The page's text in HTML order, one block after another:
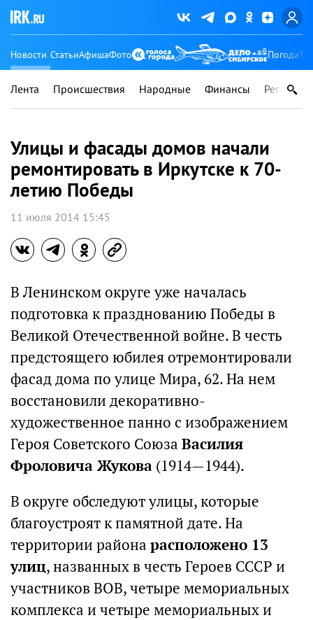
Новости СтатьиАфишаФото Погода
Лента Происшествия Народные Финансы Регионы
Улицы и фасады домов начали
ремонтировать в Иркутске к 70-
летию Победы
11 июля 2014 15:45
В Ленинском округе уже началась
подготовка к празднованию Победы в
Великой Отечественной войне. В честь
предстоящего юбилея отремонтировали
фасад дома по улице Мира, 62. На нем
восстановили декоративно-
художественное панно с изображением
Героя Советского Союза Василия
Фроловича Жукова (1914—1944).
В округе обследуют улицы, которые
благоустроят к памятной дате. На
территории района расположено 13
улиц, названных в честь Героев СССР и
участников ВОВ, четыре мемориальных
комплекса и четыре мемориальных и